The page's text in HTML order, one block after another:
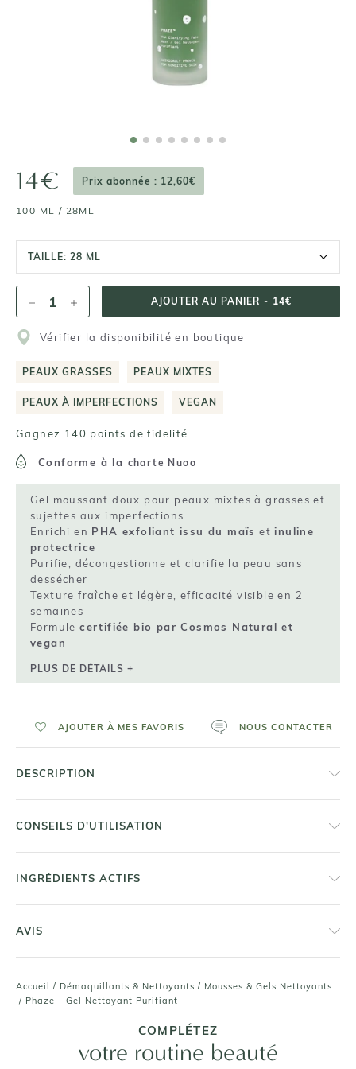
Accueil / Démaquillants & Nettoyants / Mousses & Gels Nettoyants
/ Phaze - Gel Nettoyant Purifiant
14€ Prix abonnée : 12,60€
100 ML / 28ML
TAILLE: 28 ML
AJOUTER AU PANIER - 14€
Vérifier la disponibilité en boutique
PEAUX GRASSES PEAUX MIXTES
PEAUX À IMPERFECTIONS VEGAN
Gagnez 140 points de fidelité
Conforme à la charte Nuoo
Gel moussant doux pour peaux mixtes à grasses et
sujettes aux imperfections
Enrichi en PHA exfoliant issu du maïs etinuline
protectrice
Purifie, décongestionne et clarifie la peau sans
dessécher
Texture fraîche et légère, efficacité visible en 2
semaines
Formulecertifiée bio par Cosmos Natural et
vegan
PLUS DE DÉTAILS +
AJOUTER À MES FAVORIS NOUS CONTACTER
DESCRIPTION
CONSEILS D'UTILISATION
INGRÉDIENTS ACTIFS
AVIS
COMPLÉTEZ
votre routine beauté